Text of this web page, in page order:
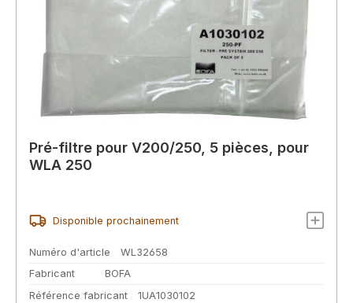
Pré-filtre pour V200/250, 5 pièces, pour
WLA 250
Disponible prochainement
Numéro d'article
WL32658
Fabricant
BOFA
Référence fabricant
1UA1030102